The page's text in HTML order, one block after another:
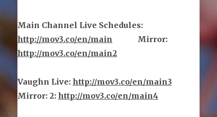
Main Channel Live Schedules:
http://mov3.co/en/main
Mirror:
http://mov3.co/en/main2
Vaughn Live: http://mov3.co/en/main3
Mirror: 2: http://mov3.co/en/main4